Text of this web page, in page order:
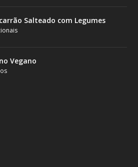
Salteado com Legumes
Vegano